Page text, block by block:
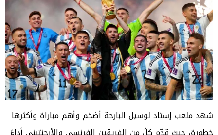
شهد ملعب إستاد لوسيل البارحة أضخم وأهم مباراة وأكثرها